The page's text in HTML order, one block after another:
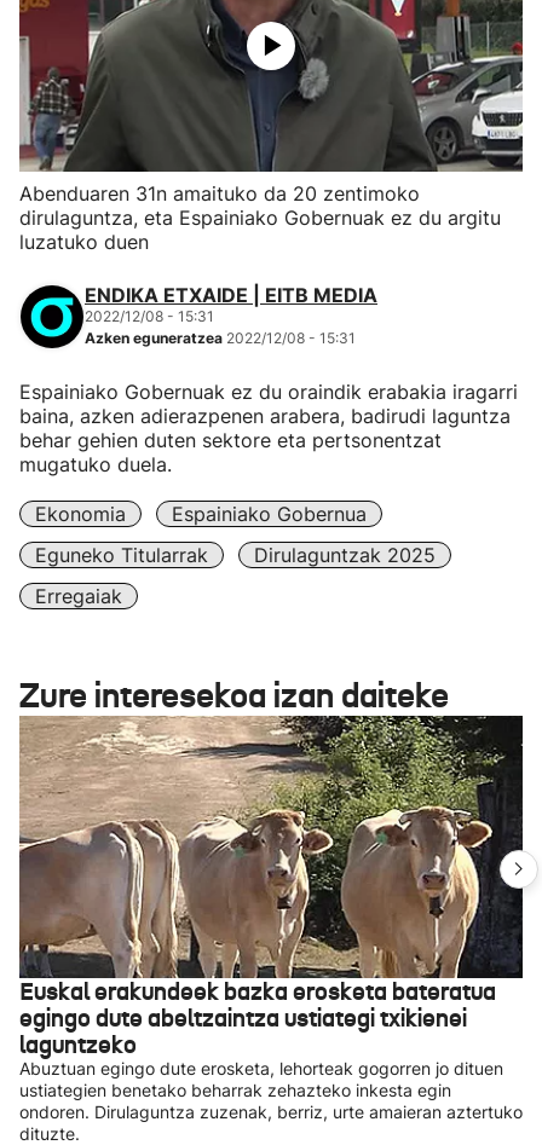
Abenduaren 31n amaituko da 20 zentimoko
dirulaguntza, eta Espainiako Gobernuak ez du argitu
luzatuko duen
ENDIKA ETXAIDE | EITB MEDIA
2022/12/08 - 15:31
Azken eguneratzea 2022/12/08 - 15:31
Espainiako Gobernuak ez du oraindik erabakia iragarri
baina, azken adierazpenen arabera, badirudi laguntza
behar gehien duten sektore eta pertsonentzat
mugatuko duela.
Ekonomia
Espainiako Gobernua
Eguneko Titularrak
Dirulaguntzak 2025
Erregaiak
Zure interesekoa izan daiteke
Euskal erakundeek bazka erosketa bateratua
egingo dute abeltzaintza ustiategi txikienei
laguntzeko
Abuztuan egingo dute erosketa, lehorteak gogorren jo dituen
ustiategien benetako beharrak zehazteko inkesta egin
ondoren. Dirulaguntza zuzenak, berriz, urte amaieran aztertuko
dituzte.